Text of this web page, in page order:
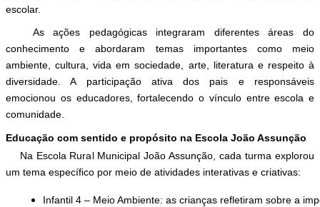
escolar.
As ações pedagógicas integraram diferentes áreas do
conhecimento e abordaram temas importantes como meio
ambiente, cultura, vida em sociedade, arte, literatura e respeito à
diversidade. A participação ativa dos pais e responsáveis
emocionou os educadores, fortalecendo o vínculo entre escola e
comunidade.
Educação com sentido e propósito na Escola João Assunção
Na Escola Rural Municipal João Assunção, cada turma explorou
um tema específico por meio de atividades interativas e criativas:
Infantil 4 – Meio Ambiente: as crianças refletiram sobre a